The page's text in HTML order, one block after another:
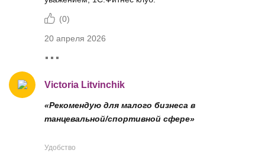
(0)
20 апреля 2026
Victoria Litvinchik
«Рекомендую для малого бизнеса в
танцевальной/спортивной сфере»
Удобство